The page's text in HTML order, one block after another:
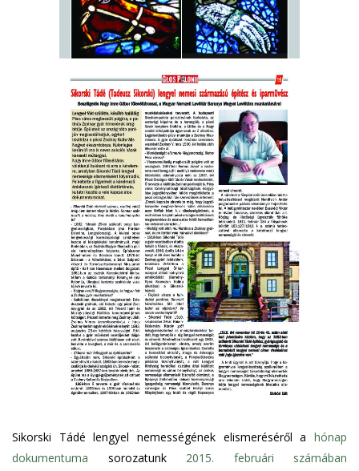
Sikorski Tádé lengyel nemességének elismeréséről a hónap
dokumentuma sorozatunk 2015. februári számában